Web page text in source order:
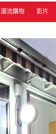
潮流購物 影片